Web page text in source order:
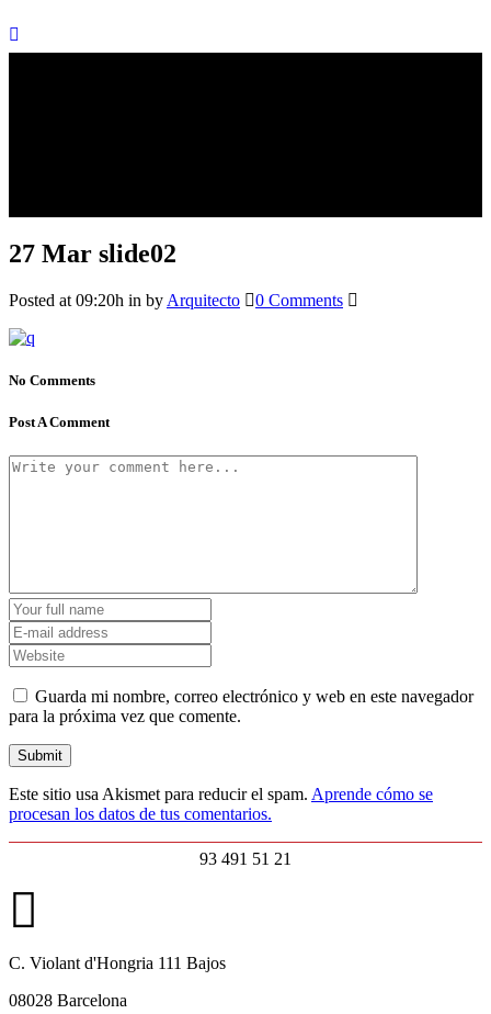
27 Mar slide02
Posted at 09:20h in by Arquitecto 0 Comments
No Comments
Post A Comment
Guarda mi nombre, correo electrónico y web en este navegador
para la próxima vez que comente.
Este sitio usa Akismet para reducir el spam. Aprende cómo se
procesan los datos de tus comentarios.
93 491 51 21
C. Violant d'Hongria 111 Bajos
08028 Barcelona